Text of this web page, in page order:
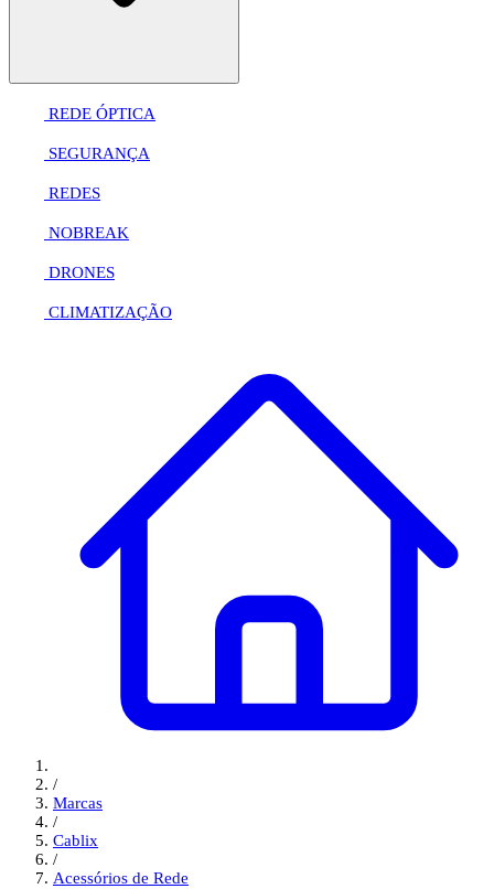
REDE ÓPTICA
SEGURANÇA
REDES
NOBREAK
DRONES
CLIMATIZAÇÃO
/
Marcas
/
Cablix
/
Acessórios de Rede